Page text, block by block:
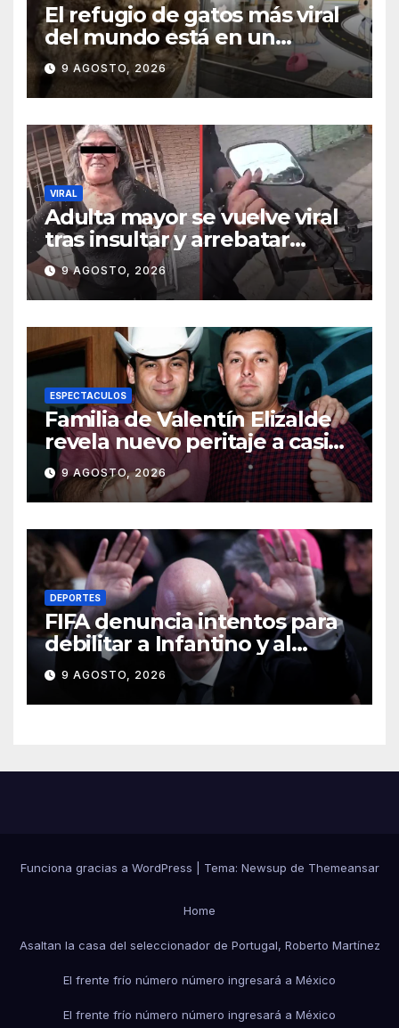
El refugio de gatos más viral
del mundo está en un
aeropuerto internacional y
tiene a tres felinos
patrullando las puertas de
embarque
9 AGOSTO, 2026
VIRAL
Adulta mayor se vuelve viral
tras insultar y arrebatar
celular a repartidor
9 AGOSTO, 2026
ESPECTACULOS
Familia de Valentín Elizalde
revela nuevo peritaje a casi
20 años de su homîcîdîo
9 AGOSTO, 2026
DEPORTES
FIFA denuncia intentos para
debilitar a Infantino y al
propio organismo
9 AGOSTO, 2026
Funciona gracias a WordPress Tema: Newsup de Themeansar
Home
Asaltan la casa del seleccionador de Portugal, Roberto Martínez
El frente frío número número ingresará a México
El frente frío número número ingresará a México